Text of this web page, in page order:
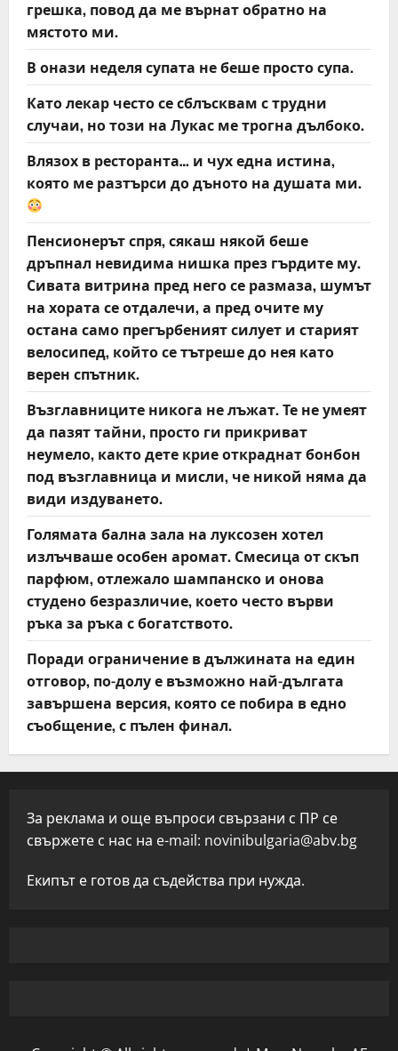
грешка, повод да ме върнат обратно на
мястото ми.
В онази неделя супата не беше просто супа.
Като лекар често се сблъсквам с трудни
случаи, но този на Лукас ме трогна дълбоко.
Влязох в ресторанта… и чух една истина,
която ме разтърси до дъното на душата ми.
Пенсионерът спря, сякаш някой беше
дръпнал невидима нишка през гърдите му.
Сивата витрина пред него се размаза, шумът
на хората се отдалечи, а пред очите му
остана само прегърбеният силует и старият
велосипед, който се тътреше до нея като
верен спътник.
Възглавниците никога не лъжат. Те не умеят
да пазят тайни, просто ги прикриват
неумело, както дете крие откраднат бонбон
под възглавница и мисли, че никой няма да
види издуването.
Голямата бална зала на луксозен хотел
излъчваше особен аромат. Смесица от скъп
парфюм, отлежало шампанско и онова
студено безразличие, което често върви
ръка за ръка с богатството.
Поради ограничение в дължината на един
отговор, по-долу е възможно най-дългата
завършена версия, която се побира в едно
съобщение, с пълен финал.
За реклама и още въпроси свързани с ПР се
свържете с нас на e-mail: novinibulgaria@abv.bg
Екипът е готов да съдейства при нужда.